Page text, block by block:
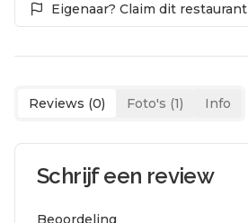
Eigenaar? Claim dit restaurant
Reviews (0) Foto's (1) Info
Schrijf een review
Beoordeling